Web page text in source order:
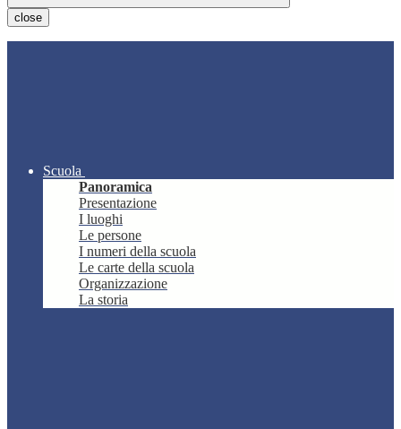
close
Scuola
Panoramica
Presentazione
I luoghi
Le persone
I numeri della scuola
Le carte della scuola
Organizzazione
La storia